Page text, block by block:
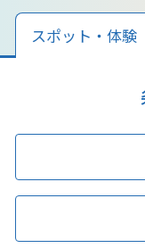
7つの国立公園
スポット・体験